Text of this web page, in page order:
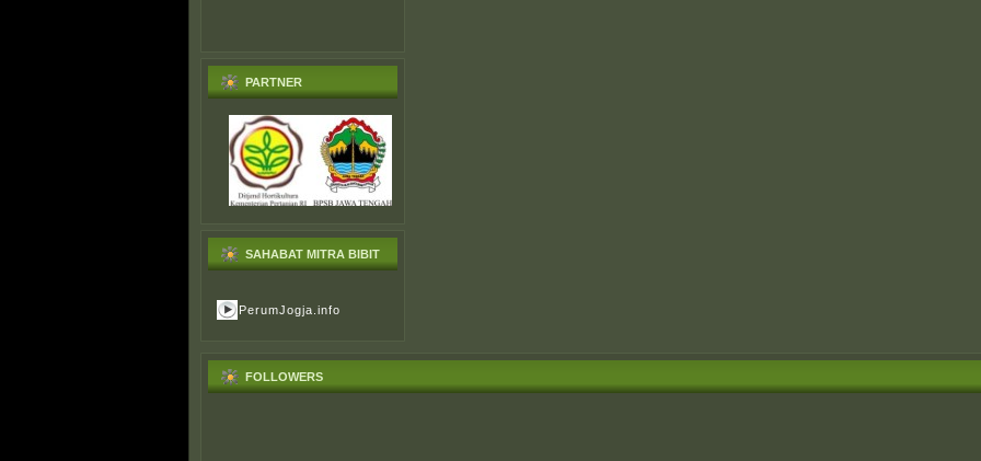
PARTNER
SAHABAT MITRA BIBIT
PerumJogja.info
FOLLOWERS